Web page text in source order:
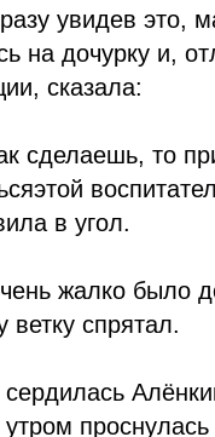
увидев это,
на дочурку и,
сказала:
сделаешь, то
в угол.
жалко было
ветку спрятал.